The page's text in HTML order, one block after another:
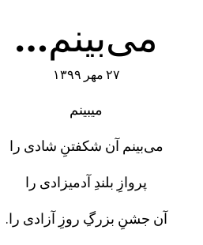
می‌بینم…
۲۷ مهر ۱۳۹۹
می‎بینم
می‌بینم آن شکفتنِ شادی را
پروازِ بلندِ آدمیزادی را
آن جشنِ بزرگِ روزِ آزادی را.